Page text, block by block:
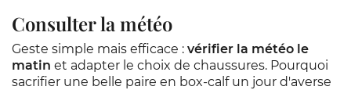
Consulter la météo
Geste simple mais efficace : vérifier la météo le
matin et adapter le choix de chaussures. Pourquoi
sacrifier une belle paire en box-calf un jour d'averse